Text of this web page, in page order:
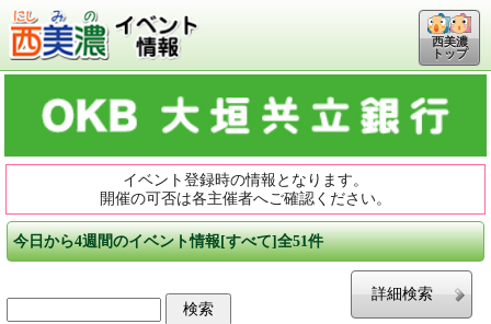
西美濃
トップ
イベント登録時の情報となります。
開催の可否は各主催者へご確認ください。
今日から4週間のイベント情報[すべて]全51件
詳細検索